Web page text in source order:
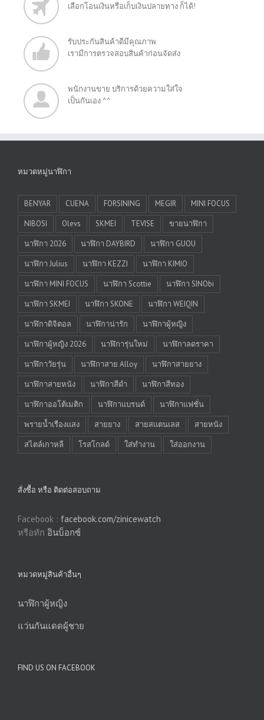
เลือกโอนเงินหรือเก็บเงินปลายทาง ก็ได้!
รับประกันสินค้าดีมีคุณภาพ
เรามีการตรวจสอบสินค้าก่อนจัดส่ง
พนักงานขาย บริการด้วยความใส่ใจ
เป็นกันเอง ^^
หมวดหมู่นาฬิกา
BENYAR CUENA FORSINING MEGIR
MINI FOCUS
NIBOSI
Olevs SKMEI TEVISE
ขายนาฬิกา
นาฬิกา 2026
นาฬิกา DAYBIRD
นาฬิกา GUOU
นาฬิกา Julius
นาฬิกา KEZZI
นาฬิกา KIMIO
นาฬิกา MINI FOCUS
นาฬิกา Scottie
นาฬิกา SINObi
นาฬิกา SKMEI
นาฬิกา SKONE
นาฬิกา WEIQIN
นาฬิกาดิจิตอล
นาฬิกาน่ารัก
นาฬิกาผู้หญิง
นาฬิกาผู้หญิง 2026
นาฬิการุ่นใหม่
นาฬิกาลดราคา
นาฬิกาวัยรุ่น
นาฬิกาสาย Alloy
นาฬิกาสายยาง
นาฬิกาสายหนัง
นาฬิกาสีดำ
นาฬิกาสีทอง
นาฬิกาออโต้เมติก
นาฬิกาแบรนด์
นาฬิกาแฟชั่น
พรายน้ำเรืองแสง
สายยาง สายสแตนเลส
สายหนัง
สไตล์เกาหลี
โรสโกลด์ ใส่ทำงาน ใส่ออกงาน
สั่งซื้อ หรือ ติดต่อสอบถาม
Facebook : facebook.com/zinicewatch
หรือทัก อินบ็อกซ์
หมวดหมู่สินค้าอื่นๆ
นาฬิกาผู้หญิง
แว่นกันแดดผู้ชาย
FIND US ON FACEBOOK